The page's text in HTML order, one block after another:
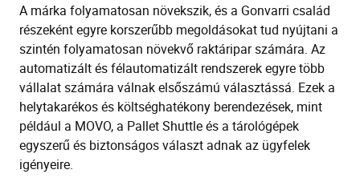
A márka folyamatosan növekszik, és a Gonvarri család
részeként egyre korszerűbb megoldásokat tud nyújtani a
szintén folyamatosan növekvő raktáripar számára. Az
automatizált és félautomatizált rendszerek egyre több
vállalat számára válnak elsőszámú választássá. Ezek a
helytakarékos és költséghatékony berendezések, mint
például a MOVO, a Pallet Shuttle és a tárológépek
egyszerű és biztonságos választ adnak az ügyfelek
igényeire.